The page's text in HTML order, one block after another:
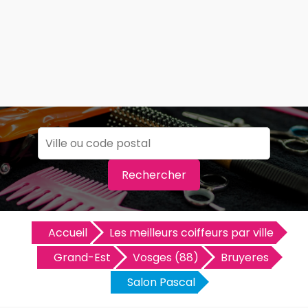
Rechercher
Accueil
Les meilleurs coiffeurs par ville
Grand-Est
Vosges (88)
Bruyeres
Salon Pascal